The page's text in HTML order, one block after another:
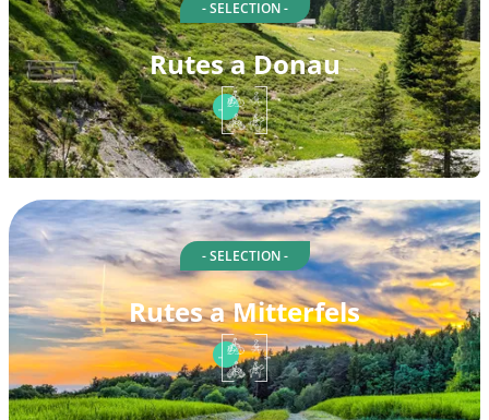
- SELECTION -
Rutes a Donau
- SELECTION -
Rutes a Mitterfels